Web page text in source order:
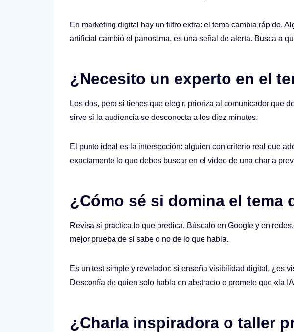
En marketing digital hay un filtro extra: el tema cambia rápido.
artificial cambió el panorama, es una señal de alerta. Busca a
¿Necesito un experto en el
Los dos, pero si tienes que elegir, prioriza al comunicador que
sirve si la audiencia se desconecta a los diez minutos.
El punto ideal es la intersección: alguien con criterio real que
exactamente lo que debes buscar en el video de una charla
¿Cómo sé si domina el tema
Revisa si practica lo que predica. Búscalo en Google y en
mejor prueba de si sabe o no de lo que habla.
Es un test simple y revelador: si enseña visibilidad digital, ¿es
Desconfía de quien solo habla en abstracto o promete que «la
¿Charla inspiradora o taller